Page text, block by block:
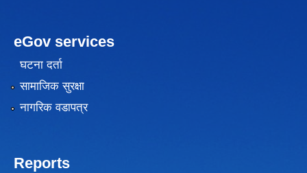
eGov services
घटना दर्ता
सामाजिक सुरक्षा
नागरिक वडापत्र
Reports